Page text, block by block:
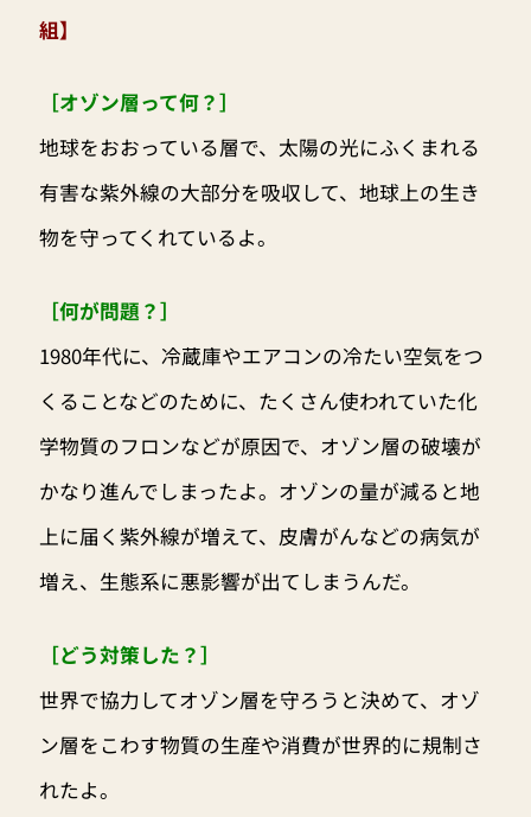
組】
［オゾン層って何？］
地球をおおっている層で、太陽の光にふくまれる
有害な紫外線の大部分を吸収して、地球上の生き
物を守ってくれているよ。
［何が問題？］
1980年代に、冷蔵庫やエアコンの冷たい空気をつ
くることなどのために、たくさん使われていた化
学物質のフロンなどが原因で、オゾン層の破壊が
かなり進んでしまったよ。オゾンの量が減ると地
上に届く紫外線が増えて、皮膚がんなどの病気が
増え、生態系に悪影響が出てしまうんだ。
［どう対策した？］
世界で協力してオゾン層を守ろうと決めて、オゾ
ン層をこわす物質の生産や消費が世界的に規制さ
れたよ。